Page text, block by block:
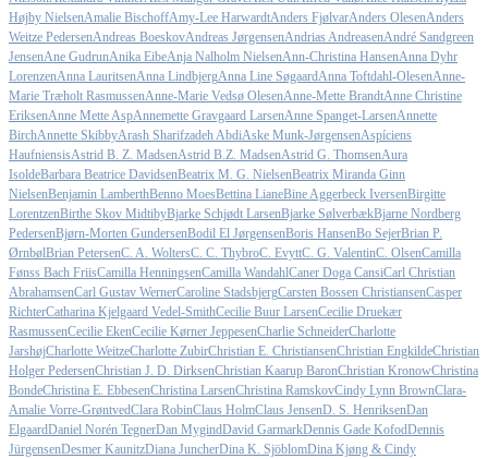
Højby NielsenAmalie BischoffAmy-Lee HarwardtAnders FjølvarAnders OlesenAnders
Weitze PedersenAndreas BoeskovAndreas JørgensenAndrias AndreasenAndré Sandgreen
JensenAne GudrunAnika EibeAnja Nalholm NielsenAnn-Christina HansenAnna Dyhr
LorenzenAnna LauritsenAnna LindbjergAnna Line SøgaardAnna Toftdahl-OlesenAnne-
Marie Træholt RasmussenAnne-Marie Vedsø OlesenAnne-Mette BrandtAnne Christine
EriksenAnne Mette AspAnnemette Gravgaard LarsenAnne Spanget-LarsenAnnette
BirchAnnette SkibbyArash Sharifzadeh AbdiAske Munk-JørgensenAspíciens
HaufniensisAstrid B. Z. MadsenAstrid B.Z. MadsenAstrid G. ThomsenAura
IsoldeBarbara Beatrice DavidsenBeatrix M. G. NielsenBeatrix Miranda Ginn
NielsenBenjamin LamberthBenno MoesBettina LianeBine Aggerbeck IversenBirgitte
LorentzenBirthe Skov MidtibyBjarke Schjødt LarsenBjarke SølverbækBjarne Nordberg
PedersenBjørn-Morten GundersenBodil El JørgensenBoris HansenBo SejerBrian P.
ØrnbølBrian PetersenC. A. WoltersC. C. ThybroC. EvyttC. G. ValentinC. OlsenCamilla
Fønss Bach FriisCamilla HenningsenCamilla WandahlCaner Doga CansiCarl Christian
AbrahamsenCarl Gustav WernerCaroline StadsbjergCarsten Bossen ChristiansenCasper
RichterCatharina Kjelgaard Vedel-SmithCecilie Buur LarsenCecilie Druekær
RasmussenCecilie EkenCecilie Kørner JeppesenCharlie SchneiderCharlotte
JarshøjCharlotte WeitzeCharlotte ZubirChristian E. ChristiansenChristian EngkildeChristian
Holger PedersenChristian J. D. DirksenChristian Kaarup BaronChristian KronowChristina
BondeChristina E. EbbesenChristina LarsenChristina RamskovCindy Lynn BrownClara-
Amalie Vorre-GrøntvedClara RobinClaus HolmClaus JensenD. S. HenriksenDan
ElgaardDaniel Norén TegnerDan MygindDavid GarmarkDennis Gade KofodDennis
JürgensenDesmer KaunitzDiana JuncherDina K. SjöblomDina Kjøng & Cindy